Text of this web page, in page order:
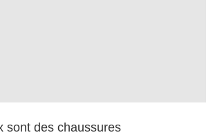
sont des chaussures